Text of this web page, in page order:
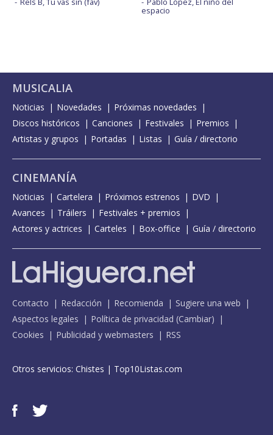
espacio
MUSICALIA
Noticias Novedades
Próximas novedades
Discos históricos
Canciones Festivales
Premios
Artistas y grupos
Portadas Listas Guía / directorio
CINEMANÍA
Noticias Cartelera Próximos estrenos
DVD
Avances
Tráilers
Festivales + premios
Actores y actrices
Carteles Box-office Guía / directorio
Contacto Redacción Recomienda
Sugiere una web
Aspectos legales
Política de privacidad (Cambiar)
Cookies
Publicidad y webmasters RSS
Otros servicios: Chistes | Top10Listas.com